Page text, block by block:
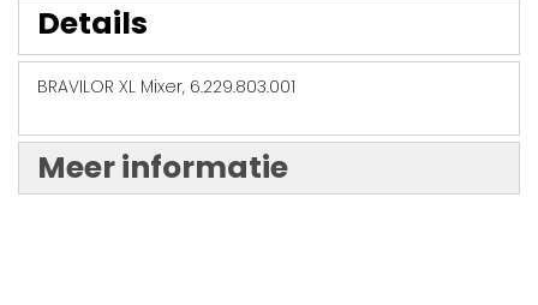
Details
BRAVILOR XL Mixer, 6.229.803.001
Meer informatie